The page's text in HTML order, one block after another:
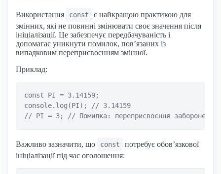
Використання const
є найкращою практикою для
змінних, які не повинні змінювати своє значення після
ініціалізації. Це забезпечує передбачуваність і
допомагає уникнути помилок, пов’язаних із
випадковим переприсвоєнням змінної.
Приклад:
const PI = 3.14159;
console.log(PI); // 3.14159
Важливо зазначити, що const
потребує обов’язкової
ініціалізації під час оголошення: